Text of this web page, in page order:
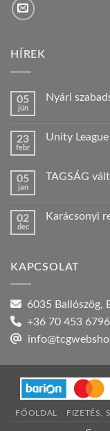
HÍREK
05
jún
Nyári
Nyári
23
febr
Unity
Unity
bejegyzéshez
05
jan
TAGSÁG
TAGSÁG
02
dec
Karácsonyi
rendelések
KAPCSOLAT
6035 Ballószög,
+36 70 453 6796
FŐOLDAL FIZETÉS,